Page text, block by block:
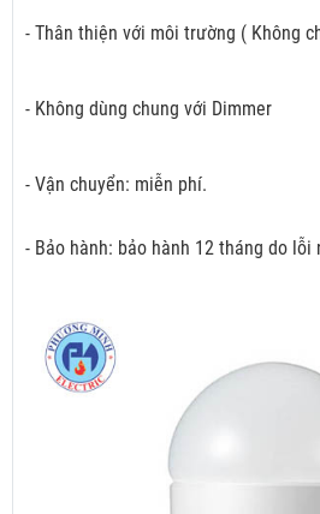
- Thân thiện với môi trường ( Không
- Không dùng chung với Dimmer
- Vận chuyển: miễn phí.
- Bảo hành: bảo hành 12 tháng do lỗi